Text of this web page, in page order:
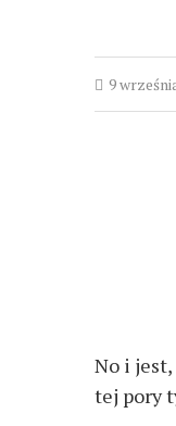
9
No i
tej pory